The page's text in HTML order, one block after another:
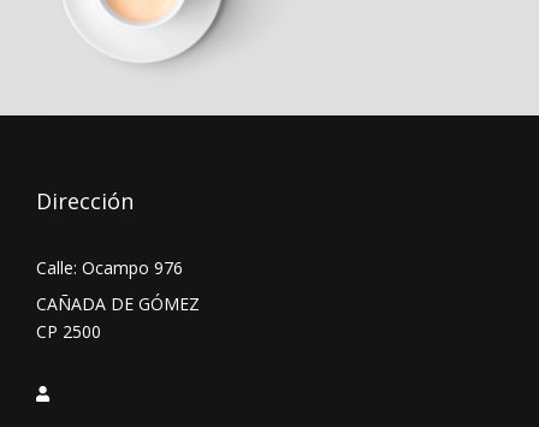
Dirección
Calle: Ocampo 976
CAÑADA DE GÓMEZ
CP 2500